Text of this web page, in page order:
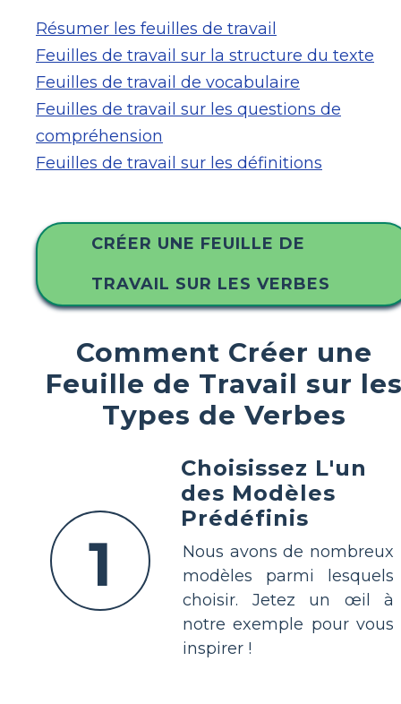
Résumer les feuilles de travail
Feuilles de travail sur la structure du texte
Feuilles de travail de vocabulaire
Feuilles de travail sur les questions de
compréhension
Feuilles de travail sur les définitions
CRÉER UNE FEUILLE DE
TRAVAIL SUR LES VERBES
Comment Créer une
Feuille de Travail sur
Types de Verbes
1
Choisissez L'un
des Modèles
Prédéfinis
Nous avons de nombreux
modèles parmi lesquels
choisir. Jetez un œil à
notre exemple pour vous
inspirer !